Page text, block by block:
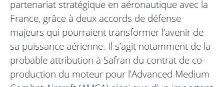
partenariat stratégique en aéronautique avec la
France, grâce à deux accords de défense
majeurs qui pourraient transformer l’avenir de
sa puissance aérienne. Il s’agit notamment de la
probable attribution à Safran du contrat de co-
production du moteur pour l’Advanced Medium